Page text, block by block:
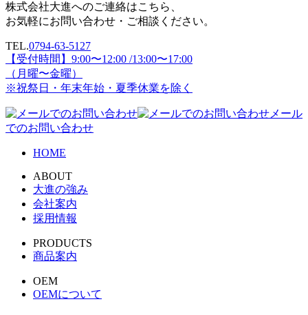
株式会社大進へのご連絡はこちら、
お気軽にお問い合わせ・ご相談ください。
TEL.0794-63-5127
【受付時間】9:00〜12:00 /13:00〜17:00
（月曜〜金曜）
※祝祭日・年末年始・夏季休業を除く
メール
でのお問い合わせ
HOME
ABOUT
大進の強み
会社案内
採用情報
PRODUCTS
商品案内
OEM
OEMについて